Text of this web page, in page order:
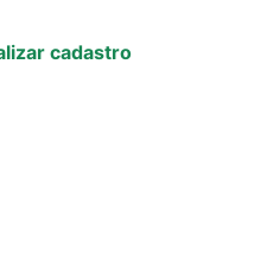
cadastro